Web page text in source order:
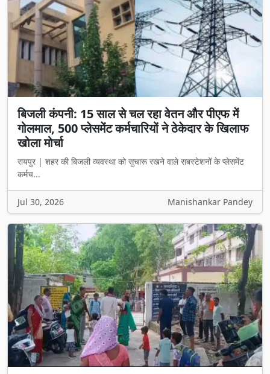
बिजली कंपनी: 15 साल से चल रहा वेतन और पीएफ में
गोलमाल, 500 प्लेसमेंट कर्मचारियों ने ठेकेदार के खिलाफ
खोला मोर्चा
रायपुर | शहर की बिजली व्यवस्था को सुचारू रखने वाले सबस्टेशनों के प्लेसमेंट
कर्मच...
Jul 30, 2026 Manishankar Pandey